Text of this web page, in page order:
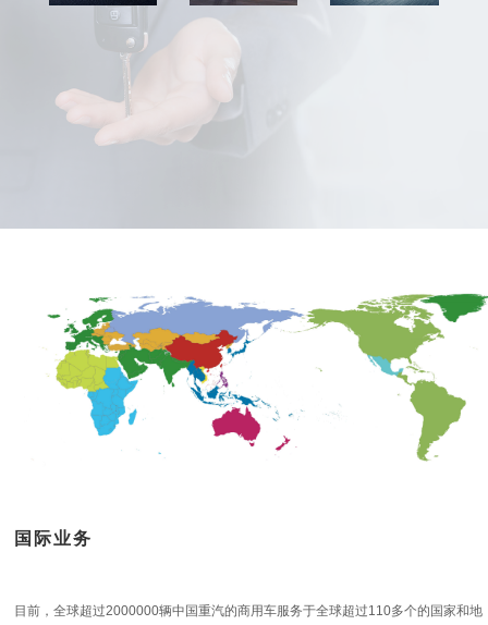
国际业务
目前，全球超过2000000辆中国重汽的商用车服务于全球超过110多个的国家和地